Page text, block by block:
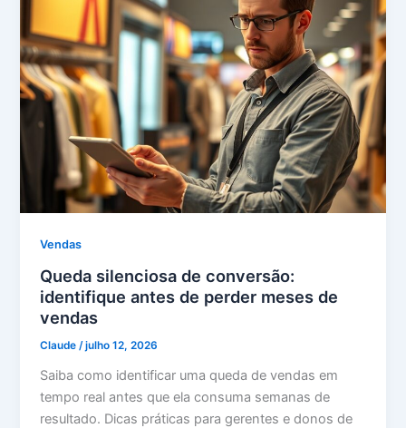
Vendas
Queda silenciosa de conversão:
identifique antes de perder meses de
vendas
Claude/julho 12, 2026
Saiba como identificar uma queda de vendas em
tempo real antes que ela consuma semanas de
resultado. Dicas práticas para gerentes e donos de